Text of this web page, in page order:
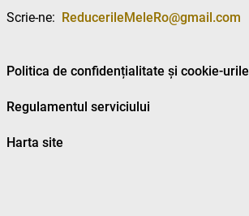
Scrie-ne: ReducerileMeleRo@gmail.com
Politica de confidențialitate și cookie-urile
Regulamentul serviciului
Harta site